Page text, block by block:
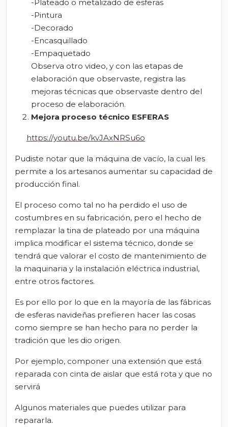
-Plateado o metalizado de esferas
-Pintura
-Decorado
-Encasquillado
-Empaquetado
Observa otro video, y con las etapas de
elaboración que observaste, registra las
mejoras técnicas que observaste dentro del
proceso de elaboración.
Mejora proceso técnico ESFERAS
https://youtu.be/kvJAxNRSu6o
Pudiste notar que la máquina de vacío, la cual les
permite a los artesanos aumentar su capacidad de
producción final.
El proceso como tal no ha perdido el uso de
costumbres en su fabricación, pero el hecho de
remplazar la tina de plateado por una máquina
implica modificar el sistema técnico, donde se
tendrá que valorar el costo de mantenimiento de
la maquinaria y la instalación eléctrica industrial,
entre otros factores.
Es por ello por lo que en la mayoría de las fábricas
de esferas navideñas prefieren hacer las cosas
como siempre se han hecho para no perder la
tradición que les dio origen.
Por ejemplo, componer una extensión que está
reparada con cinta de aislar que está rota y que no
servirá
Algunos materiales que puedes utilizar para
repararla.